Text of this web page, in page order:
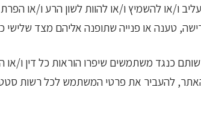
ו/או להשמיץ ו/או להוות לשון הרע ו/או
טענה או פנייה שתופנה אליהם מצד שלישי
כנגד משתמשים שיפרו הוראות כל דין ו/או
להעביר את פרטי המשתמש לכל רשות